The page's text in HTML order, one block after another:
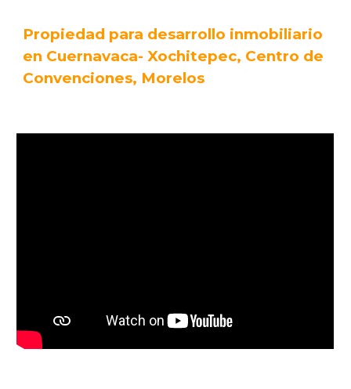
Propiedad para desarrollo inmobiliario
en Cuernavaca- Xochitepec, Centro de
Convenciones, Morelos